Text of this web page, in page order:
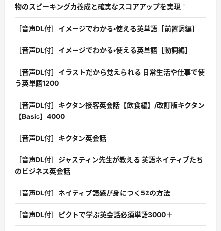
物のスピーキング力養成と確実なスコアアップを実現！
［音声DL付］イメージでわかる・使える英単語［前置詞編］
［音声DL付］イメージでわかる・使える英単語［動詞編］
［音声DL付］イラストだから覚えられる 日常生活や仕事で使
う英単語1200
［音声DL付］キクタン接客英会話【飲食編】/改訂版キクタン
【Basic】4000
［音声DL付］キクタン英会話
［音声DL付］ジャスティン先生が教える 英語ネイティブたち
のビジネス英会話
［音声DL付］ネイティブ語感が身につく52の方法
［音声DL付］ピクトで学ぶ英会話必須単語3000＋